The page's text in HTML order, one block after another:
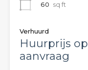
60 sq ft
Verhuurd
Huurprijs op
aanvraag